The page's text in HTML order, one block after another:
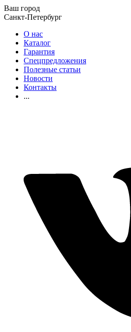
Ваш город
Санкт-Петербург
О нас
Каталог
Гарантия
Спецпредложения
Полезные статьи
Новости
Контакты
...